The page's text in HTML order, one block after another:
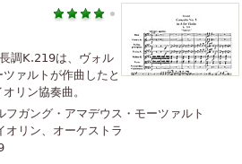
調K.219は、ヴォル
ァルトが作曲したと
リン協奏曲。
フガング・アマデウス・モーツァルト
オリン、オーケストラ